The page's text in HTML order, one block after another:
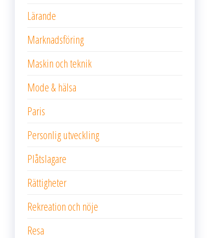
Lärande
Marknadsföring
Maskin och teknik
Mode & hälsa
Paris
Personlig utveckling
Plåtslagare
Rättigheter
Rekreation och nöje
Resa